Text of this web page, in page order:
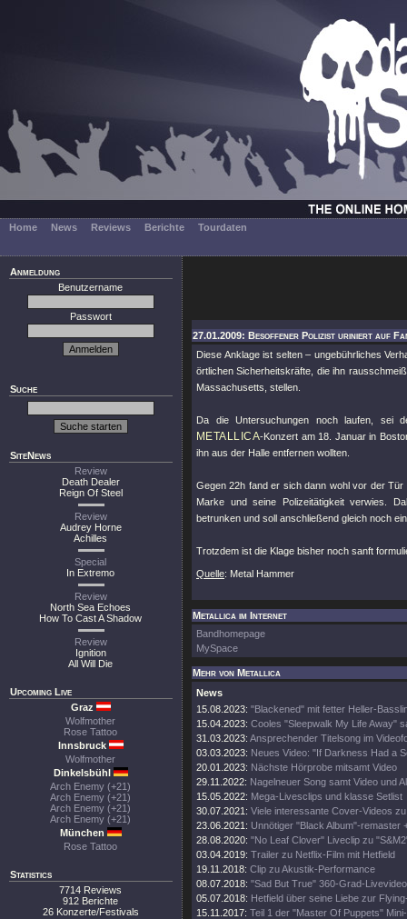
Home News Reviews Berichte Tourdaten
Anmeldung
Benutzername
Passwort
Suche
SiteNews
Review
Death Dealer
Reign Of Steel
Review
Audrey Horne
Achilles
Special
In Extremo
Review
North Sea Echoes
How To Cast A Shadow
Review
Ignition
All Will Die
Upcoming Live
Graz
Wolfmother
Rose Tattoo
Innsbruck
Wolfmother
Dinkelsbühl
Arch Enemy (+21)
Arch Enemy (+21)
Arch Enemy (+21)
Arch Enemy (+21)
München
Rose Tattoo
Statistics
7714 Reviews
912 Berichte
26 Konzerte/Festivals
27.01.2009: Besoffener Polizist uriniert auf
Diese Anklage ist selten – ungebührliches
örtlichen Sicherheitskräfte, die ihn
Massachusetts, stellen.
Da die Untersuchungen noch laufen, sei
METALLICA-Konzert am 18. Januar in
ihn aus der Halle entfernen wollten.
Gegen 22h fand er sich dann wohl vor der
Marke und seine Polizeitätigkeit verwies.
betrunken und soll anschließend gleich noch
Trotzdem ist die Klage bisher noch sanft
Quelle: Metal Hammer
Metallica im Internet
Bandhomepage
MySpace
Mehr von Metallica
News
15.08.2023: "Blackened" mit fetter Heller-
15.04.2023: Cooles "Sleepwalk My Life Away"
31.03.2023: Ansprechender Titelsong im
03.03.2023: Neues Video: "If Darkness Had a
20.01.2023: Nächste Hörprobe mitsamt Video
29.11.2022: Nagelneuer Song samt Video und
15.05.2022: Mega-Livesclips und klasse Setlist
30.07.2021: Viele interessante Cover-Videos
23.06.2021: Unnötiger "Black Album"-remaster
28.08.2020: "No Leaf Clover" Liveclip zu
03.04.2019: Trailer zu Netflix-Film mit Hetfield
19.11.2018: Clip zu Akustik-Performance
08.07.2018: "Sad But True" 360-Grad-Livevideo
05.07.2018: Hetfield über seine Liebe zur
15.11.2017: Teil 1 der "Master Of Puppets"